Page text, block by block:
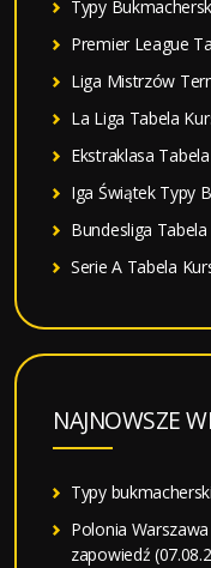
Typy
Premier League
Liga Mistrzów
La Liga Tabela
Ekstraklasa
Iga Świątek Typy
Bundesliga
Serie A Tabela
NAJNOWSZE
Typy
Polonia
zapowiedź